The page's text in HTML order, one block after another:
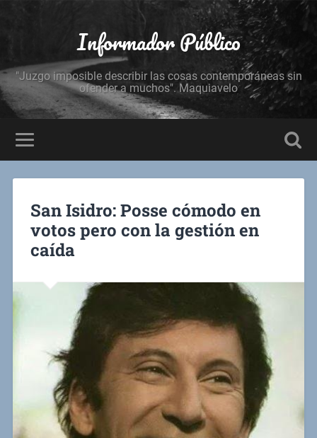
Informador Público
"Juzgo imposible describir las cosas contemporáneas sin
ofender a muchos". Maquiavelo
San Isidro: Posse cómodo en
votos pero con la gestión en
caída